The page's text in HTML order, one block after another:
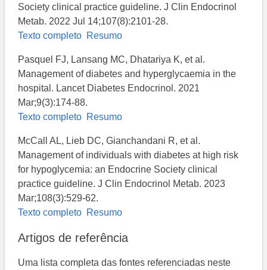
Society clinical practice guideline. J Clin Endocrinol
Metab. 2022 Jul 14;107(8):2101-28.
Texto completo Resumo
Pasquel FJ, Lansang MC, Dhatariya K, et al.
Management of diabetes and hyperglycaemia in the
hospital. Lancet Diabetes Endocrinol. 2021
Mar;9(3):174-88.
Texto completo Resumo
McCall AL, Lieb DC, Gianchandani R, et al.
Management of individuals with diabetes at high risk
for hypoglycemia: an Endocrine Society clinical
practice guideline. J Clin Endocrinol Metab. 2023
Mar;108(3):529-62.
Texto completo Resumo
Artigos de referência
Uma lista completa das fontes referenciadas neste